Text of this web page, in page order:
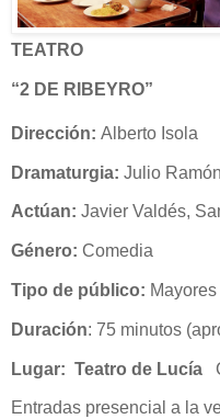
TEATRO
“2 DE RIBEYRO”
Dirección: Alberto Isola
Dramaturgia: Julio
Actúan: Javier Valdés,
Género: Comedia
Tipo de público:
Duración: 75 minutos
Lugar: Teatro de Lucía
Entradas presencial a la